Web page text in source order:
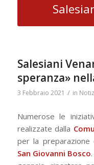
Salesiani
speranza»
3 Febbraio 2021 / in
Numerose le
realizzate dalla
per la preparazione
San Giovanni Bosco